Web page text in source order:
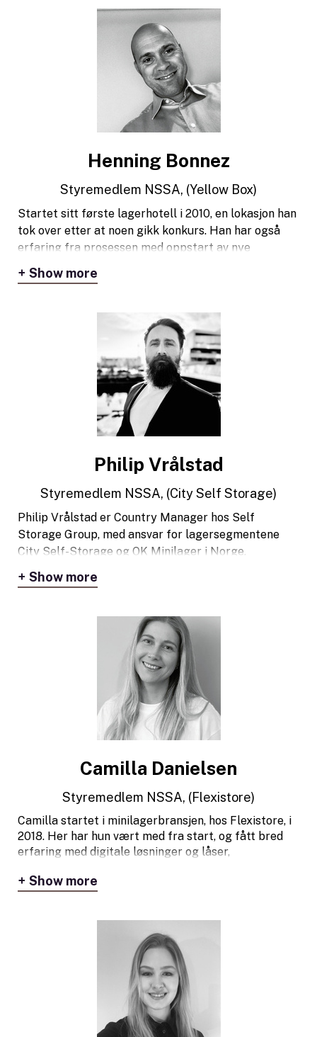
Henning Bonnez
Styremedlem NSSA, (Yellow Box)
Startet sitt første lagerhotell i 2010, en lokasjon han
tok over etter at noen gikk konkurs. Han har også
erfaring fra prosessen med oppstart av nye
lokasjoner, og drift av lokasjoner som er vel
etablerte. I en periode drev han også med containere
selskapet YellowBox, med lokasjoner fra sør til nord i
Show more
Philip Vrålstad
Styremedlem NSSA, (City Self Storage)
Philip Vrålstad er Country Manager hos Self
Storage Group, med ansvar for lagersegmentene
City Self-Storage og OK Minilager i Norge.
Han har vært en del av self-storage-bransjen siden
erfaring og et kontinuerlig fokus på effektivisering
og forbedring av kundereisen, er Philip opptatt av å
utfordre tradisjonelle konsepter og finne smarte
løsninger. Hans arbeidsfilosofi bygger på å tenke
prosesser, identifisere forbedringsmuligheter og
alltid ha kundeopplevelsen i fokus.
Philip har vært styremedlem i NSSA siden 2023, og
fremoverlent og hele tiden tilpasse seg markedets
Show more
Camilla Danielsen
Styremedlem NSSA, (Flexistore)
Camilla startet i minilagerbransjen, hos Flexistore, i
2018. Her har hun vært med fra start, og fått bred
erfaring med digitale løsninger og låser,
Show more